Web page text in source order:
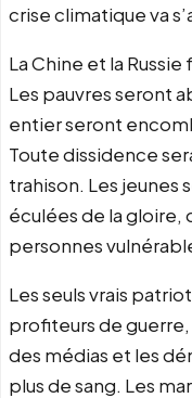
crise climatique va
La Chine et la
Les pauvres seront
entier seront
Toute dissidence
trahison. Les jeunes
éculées de la gloire,
personnes
Les seuls vrais
profiteurs de
des médias et les
plus de sang. Les